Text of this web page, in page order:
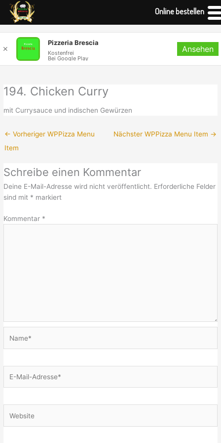
Inhalt
springen
194. Chicken Curry
mit Currysauce und indischen Gewürzen
← Vorheriger WPPizza Menu
Item
Nächster WPPizza Menu Item →
Schreibe einen Kommentar
Deine E-Mail-Adresse wird nicht veröffentlicht. Erforderliche Felder
sind mit * markiert
Kommentar *
Mail-
Online bestellen
✕
Pizzeria Brescia
Kostenfrei
Bei Google Play
Ansehen